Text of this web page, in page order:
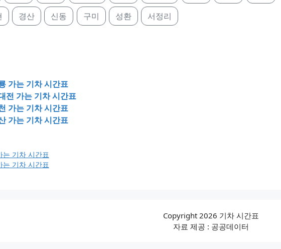
경산 신동 구미 성환 서정리
가는 기차 시간표
전 가는 기차 시간표
가는 기차 시간표
가는 기차 시간표
는 기차 시간표
는 기차 시간표
Copyright 2026 기차 시간표
자료 제공 : 공공데이터